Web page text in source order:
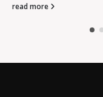
read more